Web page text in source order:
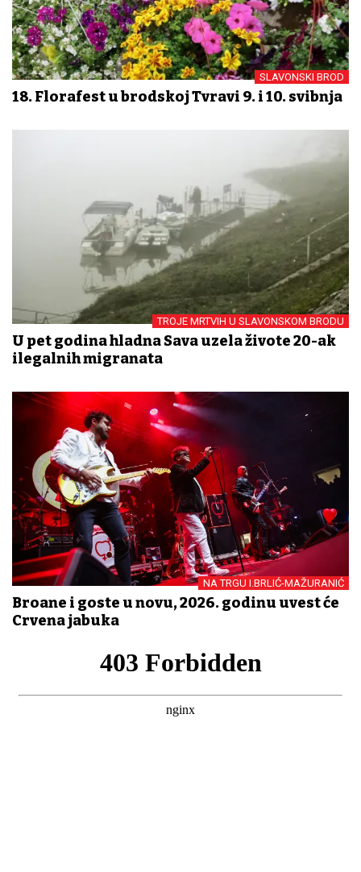
SLAVONSKI BROD
18. Florafest u brodskoj Tvrđavi 9. i 10. svibnja
TROJE MRTVIH U SLAVONSKOM BRODU
U pet godina hladna Sava uzela živote 20-ak
ilegalnih migranata
NA TRGU I.BRLIĆ-MAŽURANIĆ
Brođane i goste u novu, 2026. godinu uvest će
Crvena jabuka